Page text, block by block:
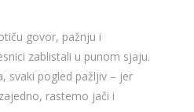
govor, pažnju i
zablistali u punom sjaju.
svaki pogled pažljiv – jer
rastemo jači i